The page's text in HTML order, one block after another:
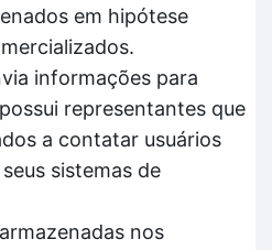
em hipótese
informações para
representantes que
a contatar usuários
sistemas de
nos